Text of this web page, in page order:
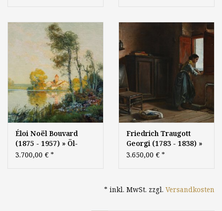
Mondschein Nacht
Mondnacht
Küstenlandschaft Meer
Fjord Fjordlandschaft
Düsseldorfer
Malerschule
Landschaft
Naturalismus Berliner
Éloi Noël Bouvard
(1875 - 1957) » Öl-
Gemälde
3.700,00 € *
Friedrich Traugott
Georgi (1783 - 1838) »
Öl-Gemälde Romantik
sächsischer Künstler
3.650,00 € *
* inkl. MwSt. zzgl. Versandkosten